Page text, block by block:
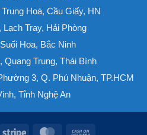
Hoà, Cầu Giấy, HN
Tray, Hải Phòng
Hoa, Bắc Ninh
Quang Trung, Thái Bình
3, Q. Phú Nhuận, TP.HCM
Tỉnh Nghệ An
Stripe MasterCard